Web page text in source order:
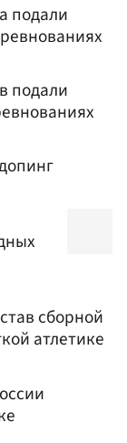
подали
подали
сборной
атлетике